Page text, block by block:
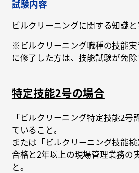
試験内容
ビルクリーニングに関する知識
※ビルクリーニング職種の技能
に修了した方は、技能試験が免除
特定技能2号の場合
「ビルクリーニング特定技能2号
ていること。
または「ビルクリーニング技能
合格と2年以上の現場管理業務の
と。